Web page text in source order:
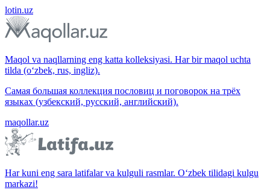
lotin.uz
Maqol va naqllarning eng katta kolleksiyasi. Har bir maqol uchta
tilda (o‘zbek, rus, ingliz).
Самая большая коллекция пословиц и поговорок на трёх
языках (узбекский, русский, английский).
maqollar.uz
Har kuni eng sara latifalar va kulguli rasmlar. O‘zbek tilidagi kulgu
markazi!